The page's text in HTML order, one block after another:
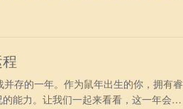
存的一年。作为鼠年出生的你，拥有睿
能力。让我们一起来看看，这一年会为